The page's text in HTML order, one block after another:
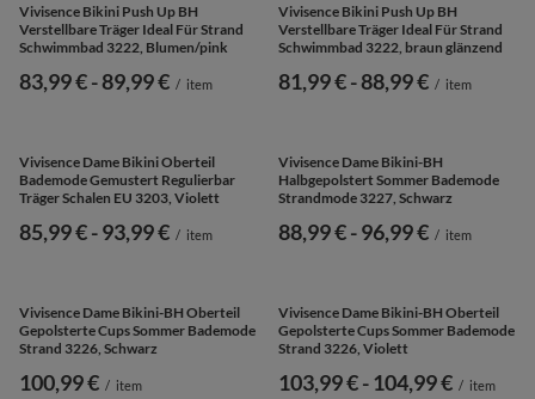
Vivisence Bikini Push Up BH
Verstellbare Träger Ideal Für Strand
Schwimmbad 3222, Blumen/pink
ab
83,99 €-bis
89,99 € / item
Vivisence Bikini Push Up BH
Verstellbare Träger Ideal Für Strand
Schwimmbad 3222, braun glänzend
ab
81,99 €-bis
88,99 € / item